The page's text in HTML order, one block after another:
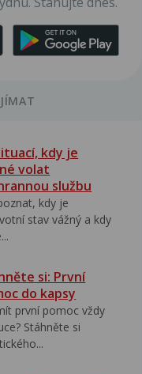
kdy je
volat
službu
kdy je
stav vážný a kdy
si: První
do kapsy
první pomoc vždy
Stáhněte si